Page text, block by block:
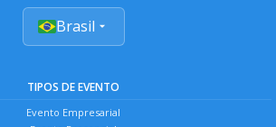
Brasil
TIPOS DE EVENTO
Evento Empresarial